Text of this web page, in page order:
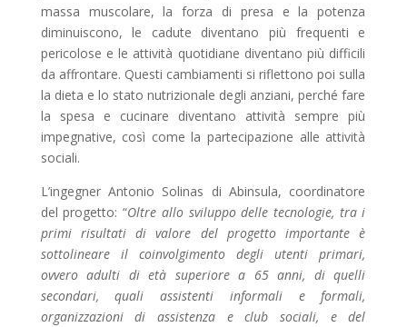
massa muscolare, la forza di presa e la potenza
diminuiscono, le cadute diventano più frequenti e
pericolose e le attività quotidiane diventano più difficili
da affrontare. Questi cambiamenti si riflettono poi sulla
la dieta e lo stato nutrizionale degli anziani, perché fare
la spesa e cucinare diventano attività sempre più
impegnative, così come la partecipazione alle attività
sociali.
L’ingegner Antonio Solinas di Abinsula, coordinatore
del progetto: “Oltre allo sviluppo delle tecnologie, tra i
primi risultati di valore del progetto importante è
sottolineare il coinvolgimento degli utenti primari,
ovvero adulti di età superiore a 65 anni, di quelli
secondari, quali assistenti informali e formali,
organizzazioni di assistenza e club sociali, e del